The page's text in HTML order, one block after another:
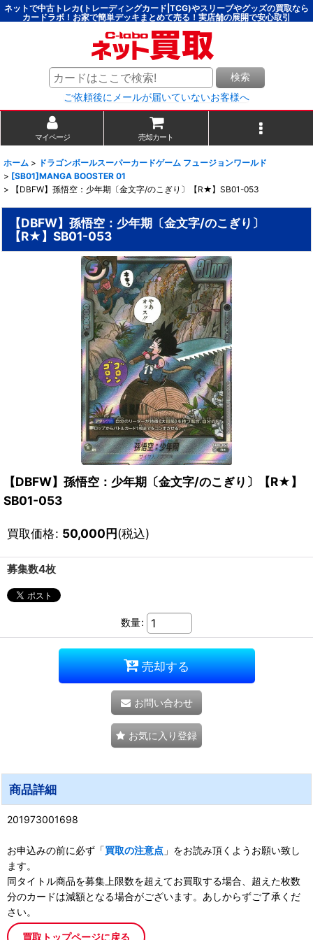
ネットで中古トレカ(トレーディングカード|TCG)やスリーブやグッズの買取なら
カードラボ！お家で簡単デッキまとめて売る！実店舗の展開で安心取引
検索
ご依頼後にメールが届いていないお客様へ
マイページ 売却カート
ホーム > ドラゴンボールスーパーカードゲーム フュージョンワールド
> [SB01]MANGA BOOSTER 01
>
【DBFW】孫悟空：少年期〔金文字/のこぎり〕【R★】SB01-053
【DBFW】孫悟空：少年期〔金文字/のこぎり〕
【R★】SB01-053
【DBFW】孫悟空：少年期〔金文字/のこぎり〕【R★】
SB01-053
買取価格: 50,000円(税込)
募集数4枚
数量:
売却する
お問い合わせ
お気に入り登録
商品詳細
201973001698
お申込みの前に必ず「買取の注意点 」をお読み頂くようお願い致し
ます。
同タイトル商品を募集上限数を超えてお買取する場合、超えた枚数
分のカードは減額となる場合がございます。あしからずご了承くだ
さい。
買取トップページに戻る